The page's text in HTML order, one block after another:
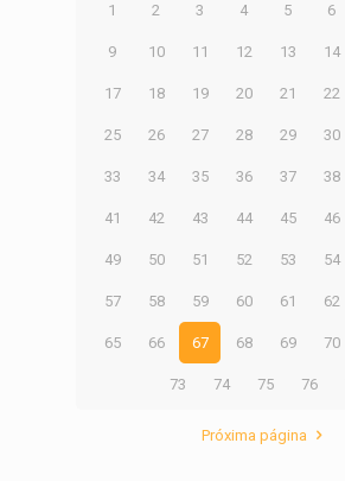
1 2 3 4 5 6
9 10 11 12 13 14
17 18 19 20 21 22
25 26 27 28 29 30
33 34 35 36 37 38
41 42 43 44 45 46
49 50 51 52 53 54
57 58 59 60 61 62
65 66 67 68 69 70
73 74 75 76
Próxima página